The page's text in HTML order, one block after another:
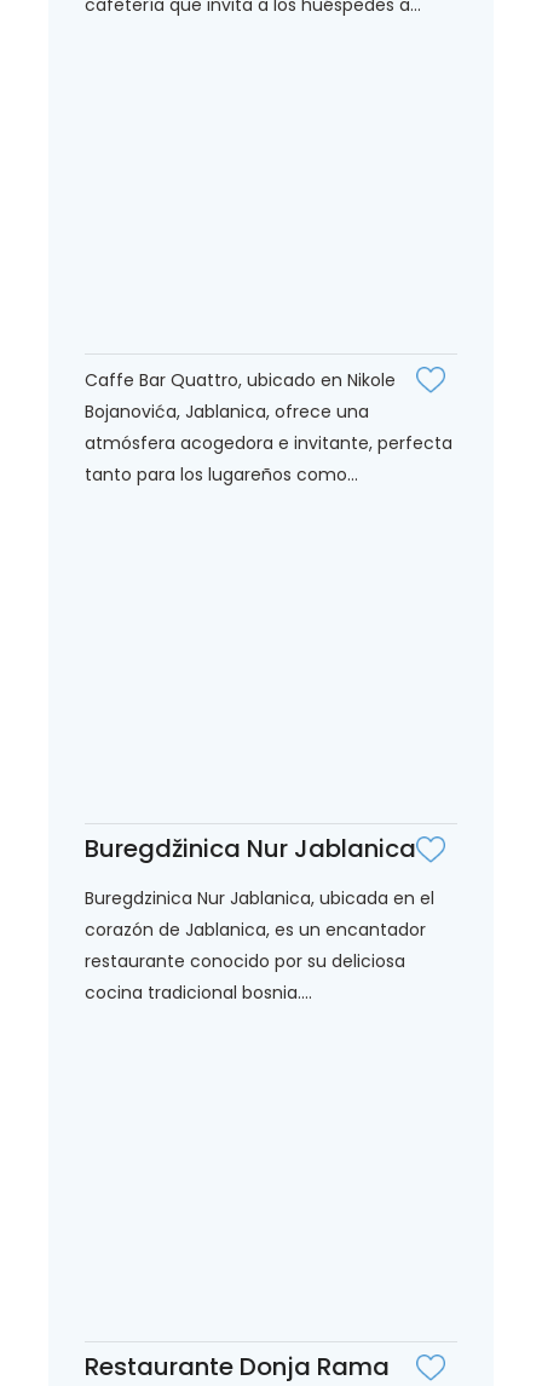
Caffe Bar Quattro, ubicado en Nikole
Bojanovića, Jablanica, ofrece una
atmósfera acogedora e invitante, perfecta
tanto para los lugareños como...
Buregdžinica Nur Jablanica
Buregdzinica Nur Jablanica, ubicada en el
corazón de Jablanica, es un encantador
restaurante conocido por su deliciosa
cocina tradicional bosnia....
Restaurante Donja Rama